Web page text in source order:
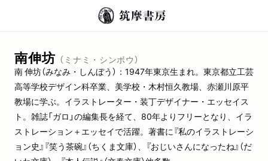
南伸坊 （ミナミ・シンボウ）
南 伸坊（みなみ・しんぼう）：1947年東京生まれ。東京都立工芸
高等学校デザイン科卒業、美学校・木村恒久教場、赤瀬川原平
教場に学ぶ。イラストレーター・装丁デザイナー・エッセイス
ト。雑誌「ガロ」の編集長を経て、80年よりフリーとなり、イラ
ストレーション＋エッセイで活躍。著書に『私のイラストレーシ
ョン史』『笑う茶碗』（ちくま文庫）、『おじいさんになったね』（だ